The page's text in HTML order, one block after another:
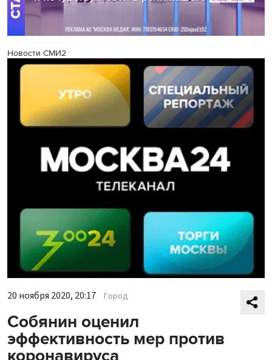
Новости СМИ2
20 ноября 2020, 20:17 Город
Собянин оценил
эффективность мер против
коронавируса